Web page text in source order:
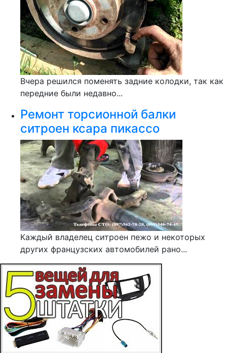
Вчера решился поменять задние колодки, так как
передние были недавно...
Ремонт торсионной балки
ситроен ксара пикассо
Каждый владелец ситроен пежо и некоторых
других французских автомобилей рано...